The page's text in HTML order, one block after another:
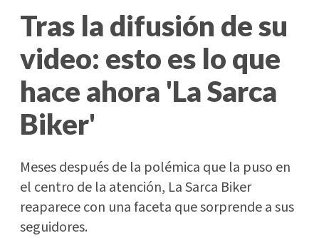
Tras la difusión de su
video: esto es lo que
hace ahora 'La Sarca
Biker'
Meses después de la polémica que la puso en
el centro de la atención, La Sarca Biker
reaparece con una faceta que sorprende a sus
seguidores.